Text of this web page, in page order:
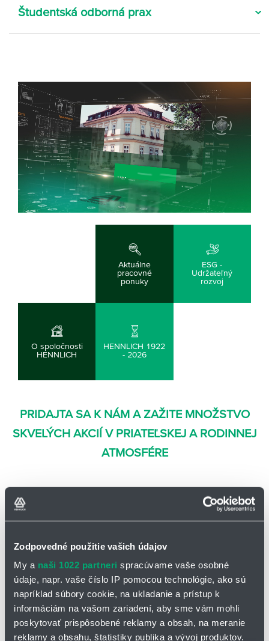
Zodpovedné použitie vašich údajov
My a naši 1022 partneri spracúvame vaše osobné
údaje, napr. vaše číslo IP pomocou technológie, ako sú
napríklad súbory cookie, na ukladanie a prístup k
informáciám na vašom zariadení, aby sme vám mohli
poskytovať prispôsobené reklamy a obsah, na meranie
reklamy a obsahu, štatistiky publika a vývoj produktov.
Študentská odborná prax
Aktuálne
pracovné
ponuky
ESG -
Udržateľný
rozvoj
O spoločnosti
HENNLICH
HENNLICH 1922
- 2026
PRIDAJTA SA K NÁM A ZAŽITE MNOŽSTVO
SKVELÝCH AKCIÍ V PRIATEĽSKEJ A RODINNEJ
ATMOSFÉRE